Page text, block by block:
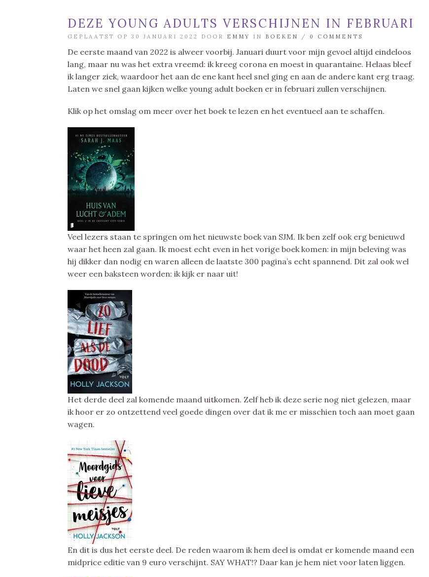
DEZE YOUNG ADULTS VERSCHIJNEN IN FEBRUARI
GEPLAATST OP 30 JANUARI 2022 DOOR EMMY IN BOEKEN / 0 COMMENTS
De eerste maand van 2022 is alweer voorbij. Januari duurt voor mijn gevoel altijd eindeloos
lang, maar nu was het extra vreemd: ik kreeg corona en moest in quarantaine. Helaas bleef
ik langer ziek, waardoor het aan de ene kant heel snel ging en aan de andere kant erg traag.
Laten we snel gaan kijken welke young adult boeken er in februari zullen verschijnen.
Klik op het omslag om meer over het boek te lezen en het eventueel aan te schaffen.
Veel lezers staan te springen om het nieuwste boek van SJM. Ik ben zelf ook erg benieuwd
waar het heen zal gaan. Ik moest echt even in het vorige boek komen: in mijn beleving was
hij dikker dan nodig en waren alleen de laatste 300 pagina’s echt spannend. Dit zal ook wel
weer een baksteen worden: ik kijk er naar uit!
Het derde deel zal komende maand uitkomen. Zelf heb ik deze serie nog niet gelezen, maar
ik hoor er zo ontzettend veel goede dingen over dat ik me er misschien toch aan moet gaan
wagen.
En dit is dus het eerste deel. De reden waarom ik hem deel is omdat er komende maand een
midprice editie van 9 euro verschijnt. SAY WHAT!? Daar kan je hem niet voor laten liggen.